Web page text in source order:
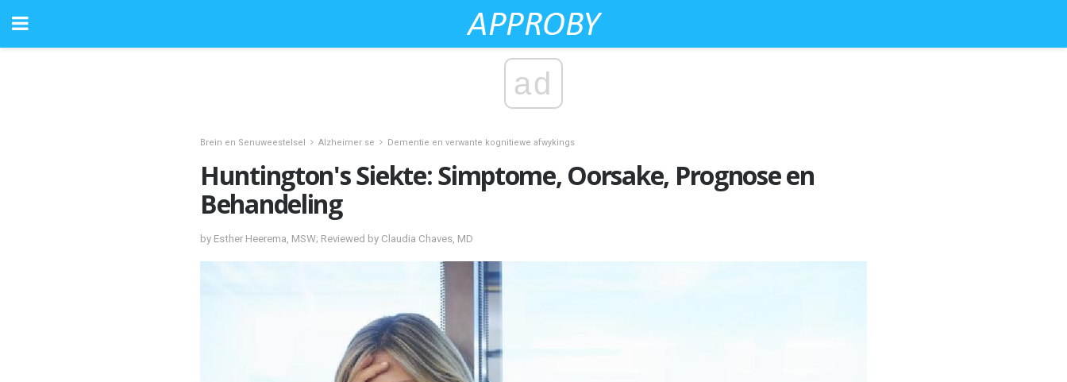
ad
Brein en Senuweestelsel Alzheimer se Dementie en verwante kognitiewe afwykings
Huntington's Siekte: Simptome, Oorsake, Prognose en
Behandeling
by Esther Heerema, MSW; Reviewed by Claudia Chaves, MD